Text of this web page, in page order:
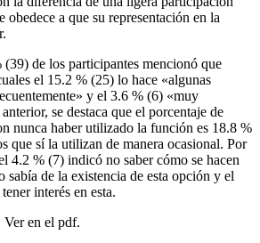
a que su representación en la
de los participantes mencionó que
el 15.2 % (25) lo hace «algunas
y el 3.6 % (6) «muy
se destaca que el porcentaje de
nunca haber utilizado la función es 18.8 %
que sí la utilizan de manera ocasional. Por
4.2 % (7) indicó no saber cómo se hacen
sabía de la existencia de esta opción y el
interés en esta.
Ver en el pdf.